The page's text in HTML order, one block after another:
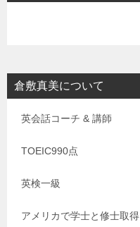
倉敷真美について
英会話コーチ & 講師
TOEIC990点
英検一級
アメリカで学士と修士取得